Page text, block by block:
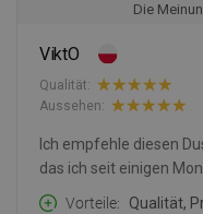
Die
ViktO
Qualität:
Aussehen:
Ich empfehle diesen
das ich seit einigen
Vorteile
Qualität,